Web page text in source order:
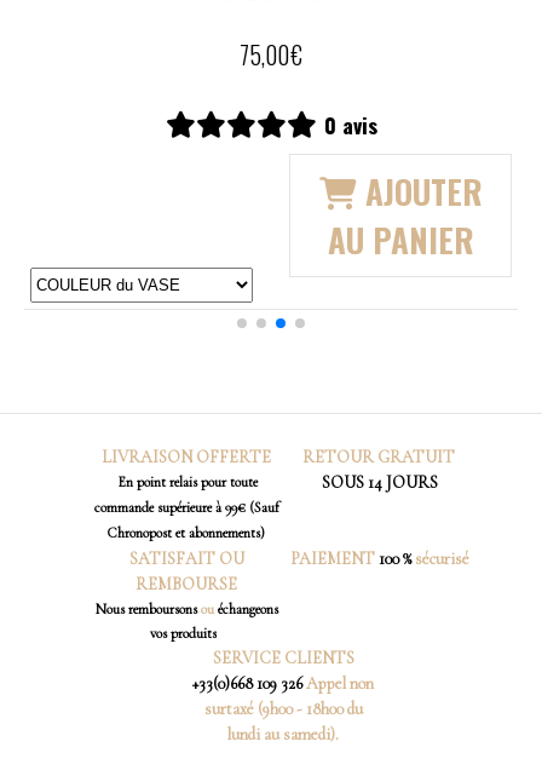
AJOUTER
LIVRAISON OFFERTE
En point relais pour toute
commande supérieure à 99€ (Sauf
Chronopost et abonnements)
RETOURGRATUIT
SOUS 14 JOURS
SATISFAIT OU
REMBOURSE
Nous remboursonsouéchangeons
vos produits
PAIEMENT100 %sécurisé
SERVICE CLIENTS
+33(0)668 109 326Appel non
surtaxé (9h00 - 18h00 du
lundi au samedi).